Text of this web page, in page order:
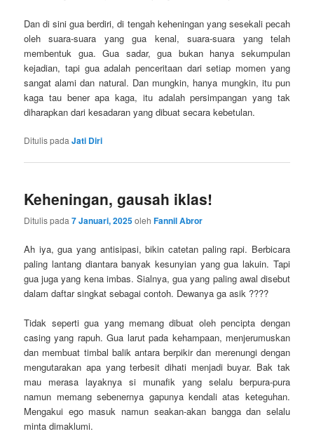
Dan di sini gua berdiri, di tengah keheningan yang sesekali pecah
oleh suara-suara yang gua kenal, suara-suara yang telah
membentuk gua. Gua sadar, gua bukan hanya sekumpulan
kejadian, tapi gua adalah penceritaan dari setiap momen yang
sangat alami dan natural. Dan mungkin, hanya mungkin, itu pun
kaga tau bener apa kaga, itu adalah persimpangan yang tak
diharapkan dari kesadaran yang dibuat secara kebetulan.
Ditulis padaJati Diri
Keheningan, gausah iklas!
Ditulis pada7 Januari, 2025olehFannil Abror
Ah iya, gua yang antisipasi, bikin catetan paling rapi. Berbicara
paling lantang diantara banyak kesunyian yang gua lakuin. Tapi
gua juga yang kena imbas. Sialnya, gua yang paling awal disebut
dalam daftar singkat sebagai contoh. Dewanya ga asik ????
Tidak seperti gua yang memang dibuat oleh pencipta dengan
casing yang rapuh. Gua larut pada kehampaan, menjerumuskan
dan membuat timbal balik antara berpikir dan merenungi dengan
mengutarakan apa yang terbesit dihati menjadi buyar. Bak tak
mau merasa layaknya si munafik yang selalu berpura-pura
namun memang sebenernya gapunya kendali atas keteguhan.
Mengakui ego masuk namun seakan-akan bangga dan selalu
minta dimaklumi.